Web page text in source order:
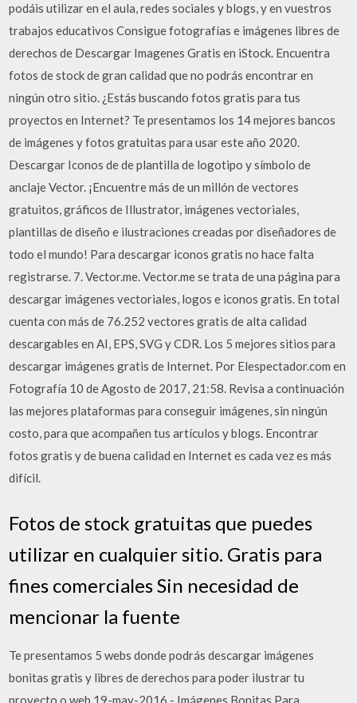
podáis utilizar en el aula, redes sociales y blogs, y en vuestros
trabajos educativos Consigue fotografías e imágenes libres de
derechos de Descargar Imagenes Gratis en iStock. Encuentra
fotos de stock de gran calidad que no podrás encontrar en
ningún otro sitio. ¿Estás buscando fotos gratis para tus
proyectos en Internet? Te presentamos los 14 mejores bancos
de imágenes y fotos gratuitas para usar este año 2020.
Descargar Iconos de de plantilla de logotipo y símbolo de
anclaje Vector. ¡Encuentre más de un millón de vectores
gratuitos, gráficos de Illustrator, imágenes vectoriales,
plantillas de diseño e ilustraciones creadas por diseñadores de
todo el mundo! Para descargar iconos gratis no hace falta
registrarse. 7. Vector.me. Vector.me se trata de una página para
descargar imágenes vectoriales, logos e iconos gratis. En total
cuenta con más de 76.252 vectores gratis de alta calidad
descargables en AI, EPS, SVG y CDR. Los 5 mejores sitios para
descargar imágenes gratis de Internet. Por Elespectador.com en
Fotografía 10 de Agosto de 2017, 21:58. Revisa a continuación
las mejores plataformas para conseguir imágenes, sin ningún
costo, para que acompañen tus artículos y blogs. Encontrar
fotos gratis y de buena calidad en Internet es cada vez es más
difícil.
Fotos de stock gratuitas que puedes
utilizar en cualquier sitio. Gratis para
fines comerciales Sin necesidad de
mencionar la fuente
Te presentamos 5 webs donde podrás descargar imágenes
bonitas gratis y libres de derechos para poder ilustrar tu
proyecto o web 19-may-2016 - Imágenes Bonitas Para